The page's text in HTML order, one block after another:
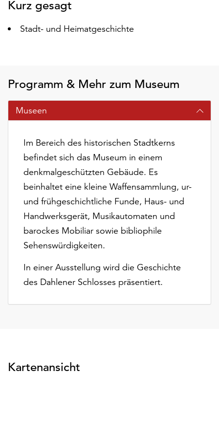
auf
akzeptieren“,
zu
akzeptieren.
Sie
können
Ihr
jederzeit
ändern
widerrufen.
Dafür
steht
Ihnen
Ende
Schaltfläche
Einstellungen“
auch
Kurz gesagt
Stadt- und Heimatgeschichte
Programm & Mehr zum Museum
Museen
Im Bereich des historischen Stadtkerns
befindet sich das Museum in einem
denkmalgeschützten Gebäude. Es
beinhaltet eine kleine Waffensammlung, ur-
und frühgeschichtliche Funde, Haus- und
Handwerksgerät, Musikautomaten und
barockes Mobiliar sowie bibliophile
Sehenswürdigkeiten.
In einer Ausstellung wird die Geschichte
des Dahlener Schlosses präsentiert.
Kartenansicht